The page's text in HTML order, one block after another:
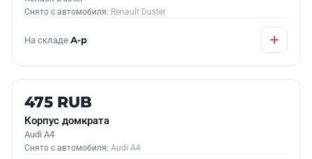
Снято с автомобиля: Renault Duster
На складе А-р
Б/У В НАЛИЧИИ
475 RUB
Корпус домкрата
Audi A4
Снято с автомобиля: Audi A4